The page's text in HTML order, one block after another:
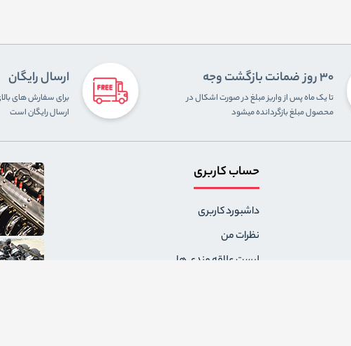
30 روز ضمانت بازگشت وجه
تا یک ماه پس از واریز مبلغ در صورت اشکال در
محصول مبلغ بازگردانده میشود
ارسال رایگان
ارسال رایگان است
حساب کاربری
داشبورد کاربری
نظرات من
لیست علاقه مندی ها